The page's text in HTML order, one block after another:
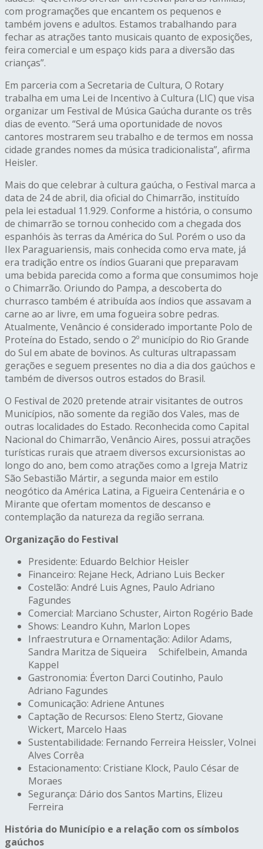
com programações que encantem os pequenos e
também jovens e adultos. Estamos trabalhando para
fechar as atrações tanto musicais quanto de exposições,
feira comercial e um espaço kids para a diversão das
crianças”.
Em parceria com a Secretaria de Cultura, O Rotary
trabalha em uma Lei de Incentivo à Cultura (LIC) que visa
organizar um Festival de Música Gaúcha durante os três
dias de evento. “Será uma oportunidade de novos
cantores mostrarem seu trabalho e de termos em nossa
cidade grandes nomes da música tradicionalista”, afirma
Heisler.
Mais do que celebrar à cultura gaúcha, o Festival marca a
data de 24 de abril, dia oficial do Chimarrão, instituído
pela lei estadual 11.929. Conforme a história, o consumo
de chimarrão se tornou conhecido com a chegada dos
espanhóis às terras da América do Sul. Porém o uso da
Ilex Paraguariensis, mais conhecida como erva mate, já
era tradição entre os índios Guarani que preparavam
uma bebida parecida como a forma que consumimos hoje
o Chimarrão. Oriundo do Pampa, a descoberta do
churrasco também é atribuída aos índios que assavam a
carne ao ar livre, em uma fogueira sobre pedras.
Atualmente, Venâncio é considerado importante Polo de
Proteína do Estado, sendo o 2º município do Rio Grande
do Sul em abate de bovinos. As culturas ultrapassam
gerações e seguem presentes no dia a dia dos gaúchos e
também de diversos outros estados do Brasil.
O Festival de 2020 pretende atrair visitantes de outros
Municípios, não somente da região dos Vales, mas de
outras localidades do Estado. Reconhecida como Capital
Nacional do Chimarrão, Venâncio Aires, possui atrações
turísticas rurais que atraem diversos excursionistas ao
longo do ano, bem como atrações como a Igreja Matriz
São Sebastião Mártir, a segunda maior em estilo
neogótico da América Latina, a Figueira Centenária e o
Mirante que ofertam momentos de descanso e
contemplação da natureza da região serrana.
Organização do Festival
Presidente: Eduardo Belchior Heisler
Financeiro: Rejane Heck, Adriano Luis Becker
Costelão: André Luis Agnes, Paulo Adriano
Fagundes
Comercial: Marciano Schuster, Airton Rogério Bade
Shows: Leandro Kuhn, Marlon Lopes
Infraestrutura e Ornamentação: Adilor Adams,
Sandra Maritza de Siqueira Schifelbein, Amanda
Kappel
Gastronomia: Éverton Darci Coutinho, Paulo
Adriano Fagundes
Comunicação: Adriene Antunes
Captação de Recursos: Eleno Stertz, Giovane
Wickert, Marcelo Haas
Sustentabilidade: Fernando Ferreira Heissler, Volnei
Alves Corrêa
Estacionamento: Cristiane Klock, Paulo César de
Moraes
Segurança: Dário dos Santos Martins, Elizeu
Ferreira
História do Município e a relação com os símbolos
gaúchos